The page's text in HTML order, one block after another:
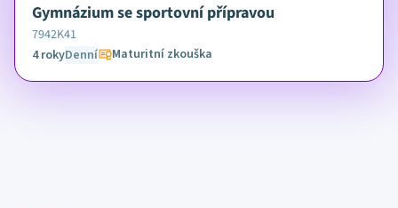
Gymnázium se sportovní přípravou
7942K41
4 rokyDenní Maturitní zkouška